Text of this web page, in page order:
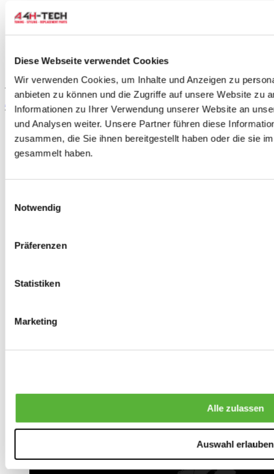
Diese Webseite verwendet Cookies
Wir verwenden Cookies, um Inhalte und Anzeigen zu
anbieten zu können und die Zugriffe auf unsere Website zu
Informationen zu Ihrer Verwendung unserer Website an
und Analysen weiter. Unsere Partner führen diese
zusammen, die Sie ihnen bereitgestellt haben oder die sie
gesammelt haben.
Notwendig
Präferenzen
Statistiken
Marketing
Alle zulassen
Auswahl erlauben
TIPP
Ashuki Zündverteilerläufer (Civic/CRX 88-91)
Teilenummer: H141-55